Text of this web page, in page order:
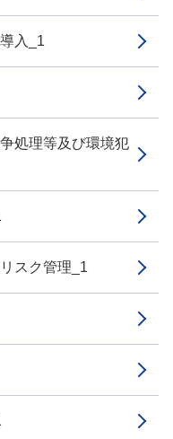
入_1
処理等及び環境犯
スク管理_1